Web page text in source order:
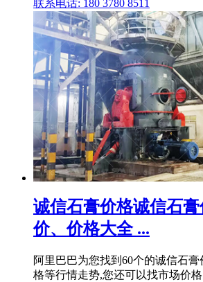
联系电话: 180 3780 8511
诚信石膏价格诚信石
价、价格大全 ...
阿里巴巴为您找到60个的诚信石
格等行情走势,您还可以找市场价